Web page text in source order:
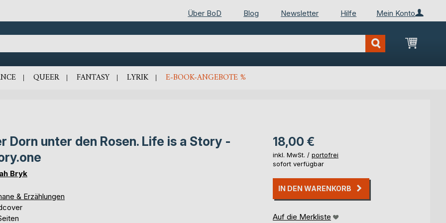
Mein Konto
Über BoD Blog Newsletter Hilfe
Mein
QUEER FANTASY LYRIK E-BOOK-ANGEBOTE %
Dorn unter den Rosen. Life is a Story -
Bryk
& Erzählungen
18,00 €
inkl. MwSt. / portofrei
sofort verfügbar
IN DEN WARENKORB
Auf die Merkliste